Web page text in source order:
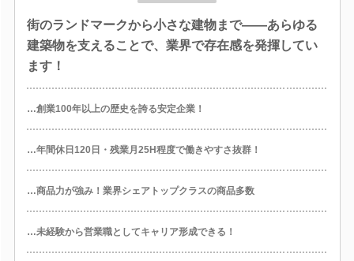
街のランドマークから小さな建物まで――あらゆる
建築物を支えることで、業界で存在感を発揮してい
ます！
…創業100年以上の歴史を誇る安定企業！
…年間休日120日・残業月25H程度で働きやすさ抜群！
…商品力が強み！業界シェアトップクラスの商品多数
…未経験から営業職としてキャリア形成できる！